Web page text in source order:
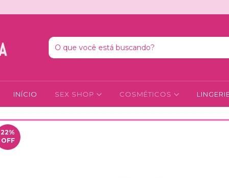
INÍCIO SEX SHOP COSMÉTICOS
22%
OFF